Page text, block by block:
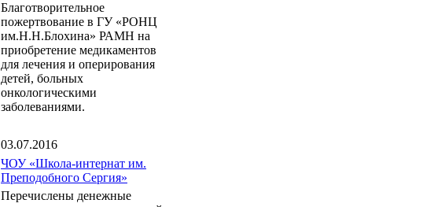
Благотворительное
пожертвование в ГУ «РОНЦ
им.Н.Н.Блохина» РАМН на
приобретение медикаментов
для лечения и оперирования
детей, больных
онкологическими
заболеваниями.
03.07.2016
ЧОУ «Школа-интернат им.
Преподобного Сергия»
Перечислены денежные